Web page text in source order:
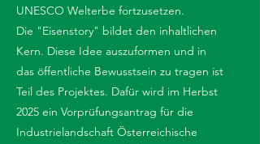
UNESCO Welterbe fortzusetzen.
Die "Eisenstory" bildet den inhaltlichen
Kern. Diese Idee auszuformen und in
das öffentliche Bewusstsein zu tragen ist
Teil des Projektes. Dafür wird im Herbst
2025 ein Vorprüfungsantrag für die
Industrielandschaft Österreichische